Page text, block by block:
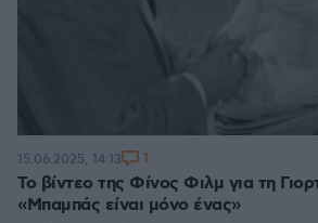
Το βίντεο της Φίνος Φιλμ για τη
«Μπαμπάς είναι μόνο ένας»
15.06.2025, 14:13 1